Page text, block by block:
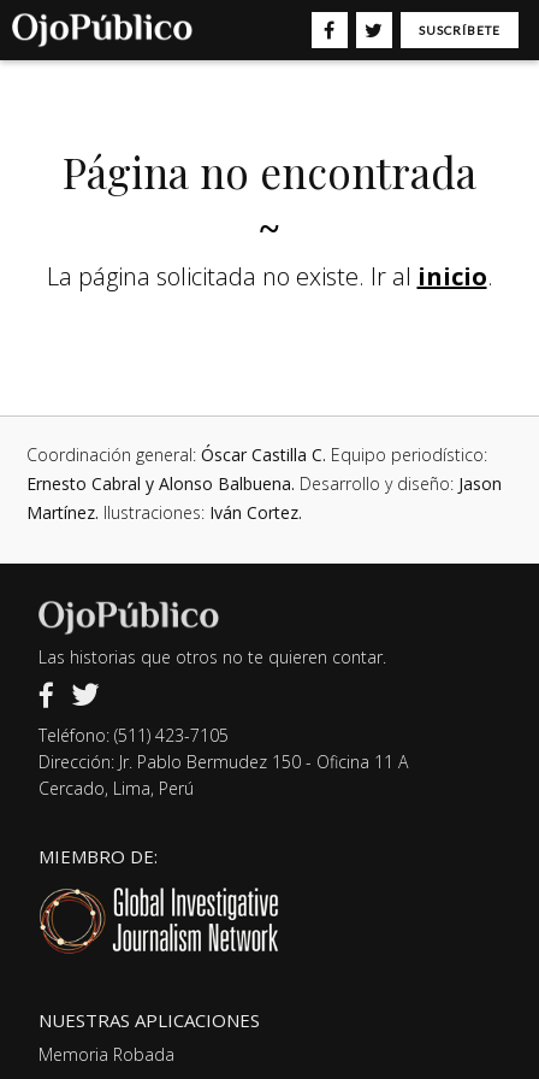
SUSCRÍBETE
Página no encontrada
~
La página solicitada no existe. Ir al inicio.
Coordinación general:Óscar Castilla C. Equipo periodístico:
Ernesto Cabral y Alonso Balbuena. Desarrollo y diseño: Jason
Martínez. Ilustraciones: Iván Cortez.
Las historias que otros no te quieren contar.
Teléfono: (511) 423-7105
Dirección: Jr. Pablo Bermudez 150 - Oficina 11 A
Cercado, Lima, Perú
MIEMBRO DE:
NUESTRAS APLICACIONES
Memoria Robada